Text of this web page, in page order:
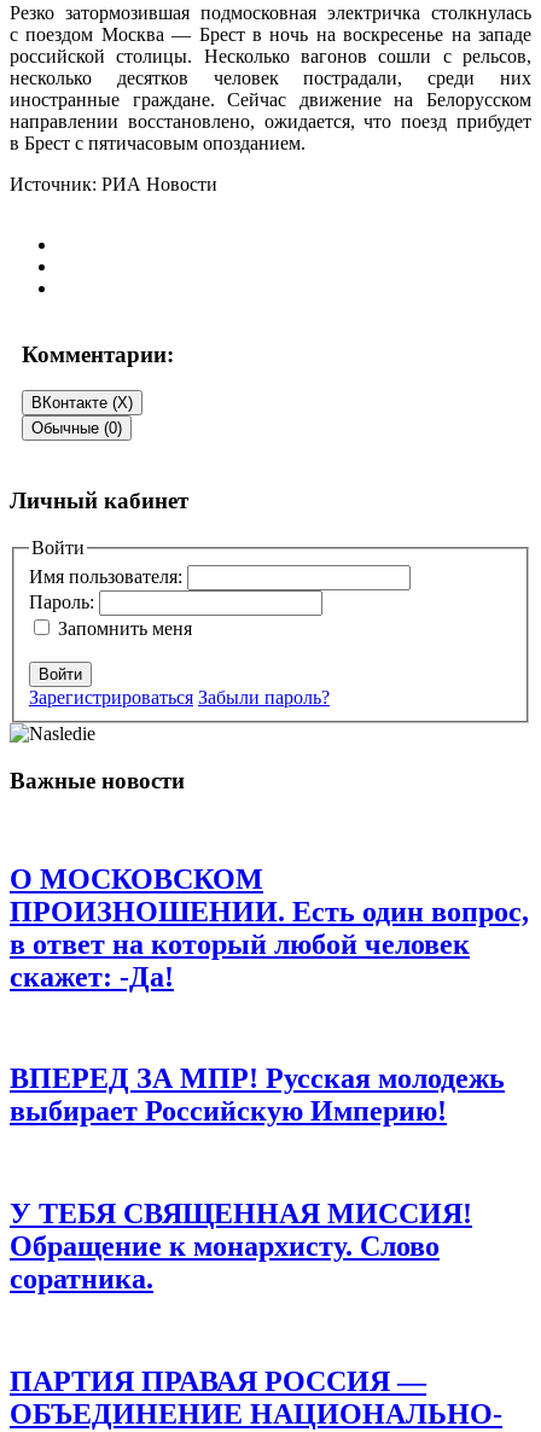
Резко затормозившая подмосковная электричка столкнулась
с поездом Москва — Брест в ночь на воскресенье на западе
российской столицы. Несколько вагонов сошли с рельсов,
несколько десятков человек пострадали, среди них
иностранные граждане. Сейчас движение на Белорусском
направлении восстановлено, ожидается, что поезд прибудет
в Брест с пятичасовым опозданием.
Источник: РИА Новости
Комментарии:
ВКонтакте (X)
Обычные (0)
Добавить комментарий
Ваш адрес email не будет опубликован. Обязательные поля
помечены*
Комментарий*
Сайт
Сохранить моё имя, email и адрес сайта в этом браузере для
последующих моих комментариев.
Личный кабинет
Войти
Имя пользователя:
Пароль:
Запомнить меня
Войти
Зарегистрироваться Забыли пароль?
Важные новости
О МОСКОВСКОМ
ПРОИЗНОШЕНИИ. Есть один вопрос,
в ответ на который любой человек
скажет: -Да!
ВПЕРЕД ЗА МПР! Русская молодежь
выбирает Российскую Империю!
У ТЕБЯ СВЯЩЕННАЯ МИССИЯ!
Обращение к монархисту. Слово
соратника.
ПАРТИЯ ПРАВАЯ РОССИЯ —
ОБЪЕДИНЕНИЕ НАЦИОНАЛЬНО-